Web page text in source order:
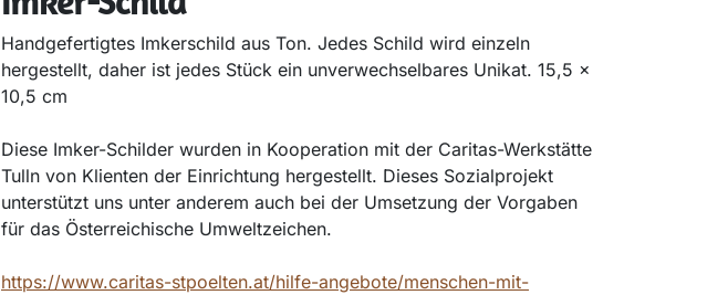
Handgefertigtes Imkerschild aus Ton. Jedes Schild wird einzeln
hergestellt, daher ist jedes Stück ein unverwechselbares Unikat. 15,5 x
10,5 cm
Diese Imker-Schilder wurden in Kooperation mit der Caritas-Werkstätte
Tulln von Klienten der Einrichtung hergestellt. Dieses Sozialprojekt
unterstützt uns unter anderem auch bei der Umsetzung der Vorgaben
für das Österreichische Umweltzeichen.
https://www.caritas-stpoelten.at/hilfe-angebote/menschen-mit-